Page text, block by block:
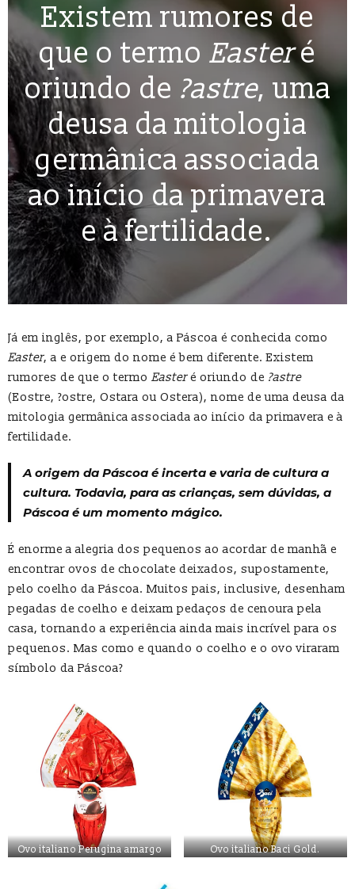
Existem rumores de
que o termo Easteré
oriundo de ?astre, uma
deusa da mitologia
germânica associada
ao início da primavera
e à fertilidade.
Já em inglês, por exemplo, a Páscoa é conhecida como
Easter, a e origem do nome é bem diferente. Existem
rumores de que o termo Easteré oriundo de ?astre
(Eostre, ?ostre, Ostara ou Ostera), nome de uma deusa da
mitologia germânica associada ao início da primavera e à
fertilidade.
A origem da Páscoa é incerta e varia de cultura a
cultura. Todavia, para as crianças, sem dúvidas, a
Páscoa é um momento mágico.
É enorme a alegria dos pequenos ao acordar de manhã e
encontrar ovos de chocolate deixados, supostamente,
pelo coelho da Páscoa. Muitos pais, inclusive, desenham
pegadas de coelho e deixam pedaços de cenoura pela
casa, tornando a experiência ainda mais incrível para os
pequenos. Mas como e quando o coelho e o ovo viraram
símbolo da Páscoa?
Ovo italiano Perugina amargo Ovo italiano Baci Gold.